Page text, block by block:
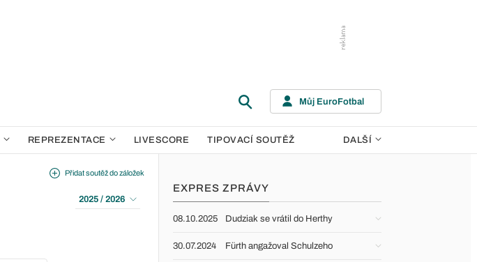
Můj EuroFotbal
REPREZENTACE LIVESCORE TIPOVACÍ SOUTĚŽ DALŠÍ
Přidat soutěž do záložek
2025 / 2026
EXPRES ZPRÁVY
08.10.2025 Dudziak se vrátil do Herthy
30.07.2024 Fürth angažoval Schulzeho